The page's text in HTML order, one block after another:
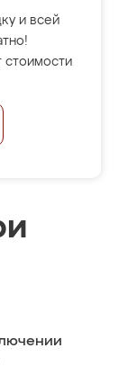
и всей
стоимости